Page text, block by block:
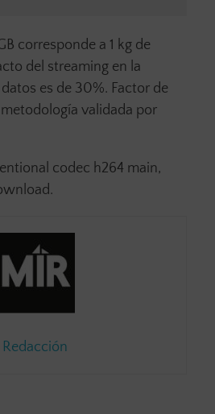
corresponde a 1 kg de
del streaming en la
es de 30%. Factor de
validada por
codec h264 main,
Redacción